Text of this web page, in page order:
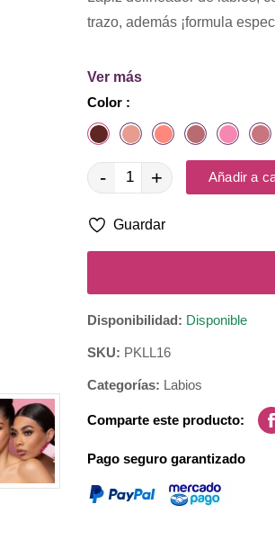
trazo, además ¡formula
Ver más
Color :
- + Añadir a
Guardar
Disponibilidad: Disponible
SKU: PKLL16
Categorías: Labios
Comparte este producto:
Pago seguro garantizado